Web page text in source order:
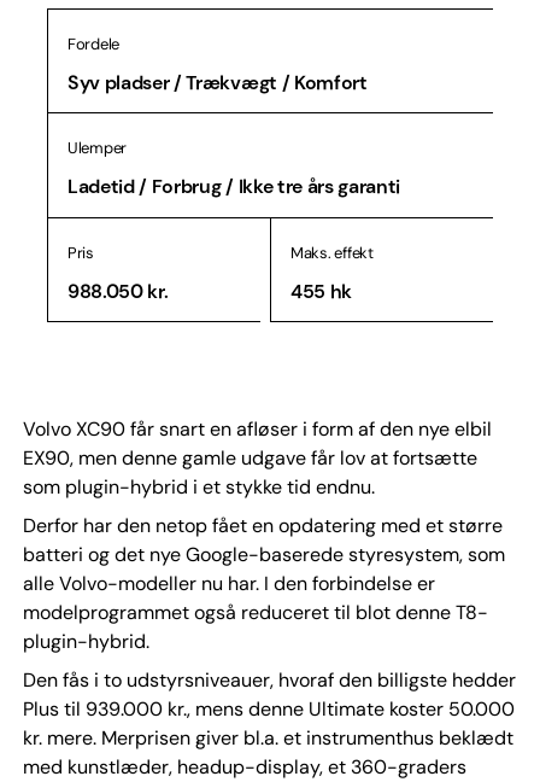
Fordele
Syv pladser / Trækvægt / Komfort
Ulemper
Ladetid / Forbrug / Ikke tre års garanti
Pris
988.050 kr.
Maks. effekt
455 hk
Volvo XC90 får snart en afløser i form af den nye elbil
EX90, men denne gamle udgave får lov at fortsætte
som plugin-hybrid i et stykke tid endnu.
Derfor har den netop fået en opdatering med et større
batteri og det nye Google-baserede styresystem, som
alle Volvo-modeller nu har. I den forbindelse er
modelprogrammet også reduceret til blot denne T8-
plugin-hybrid.
Den fås i to udstyrsniveauer, hvoraf den billigste hedder
Plus til 939.000 kr., mens denne Ultimate koster 50.000
kr. mere. Merprisen giver bl.a. et instrumenthus beklædt
med kunstlæder, headup-display, et 360-graders